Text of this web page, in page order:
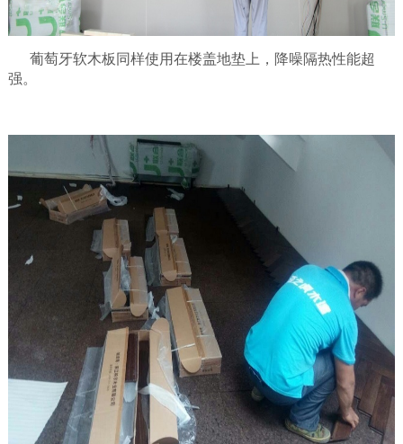
葡萄牙软木板同样使用在楼盖地垫上，降噪隔热性能超
强。